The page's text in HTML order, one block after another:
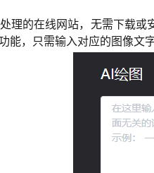
理的在线网站，无需下载
能，只需输入对应的图像文